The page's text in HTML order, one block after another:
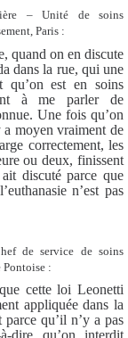
– Unité de soins
Paris :
quand on en discute
dans la rue, qui une
qu’on est en soins
à me parler de
Une fois qu’on
moyen vraiment de
correctement, les
ou deux, finissent
discuté parce que
n’est pas
de service de soins
:
cette loi Leonetti
appliquée dans la
qu’il n’y a pas
dire qu’on interdit